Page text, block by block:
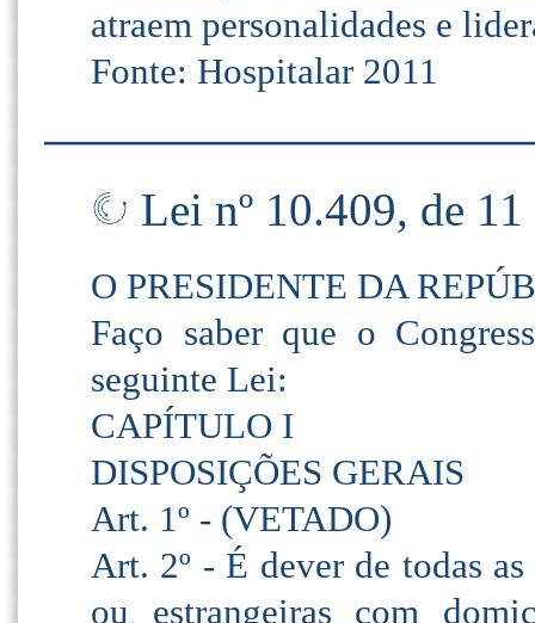
atraem personalidades e
Fonte: Hospitalar 2011
Lei nº 10.409, de
O PRESIDENTE DA
Faço saber que o
seguinte Lei:
CAPÍTULO I
DISPOSIÇÕES GERAIS
Art. 1º - (VETADO)
Art. 2º - É dever de todas
ou estrangeiras com